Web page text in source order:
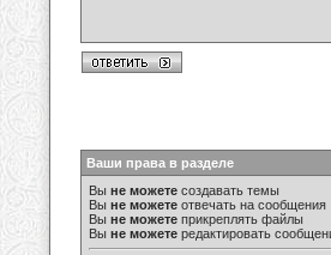
Ваши права в разделе
Вы не можете создавать темы
Вы не можете отвечать на сообщения
Вы не можете прикреплять файлы
Вы не можете редактировать